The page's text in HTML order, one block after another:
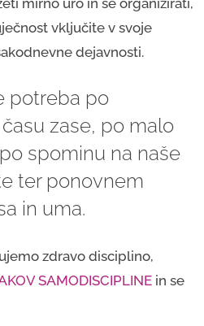
mirno uro in se organizirati,
vključite v svoje
dejavnosti.
potreba po
zase, po malo
spominu na naše
ter ponovnem
in uma.
zdravo disciplino,
SAMODISCIPLINE in se